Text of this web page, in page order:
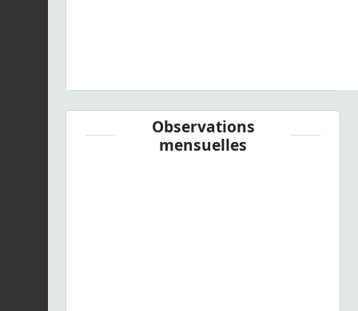
Observations
mensuelles